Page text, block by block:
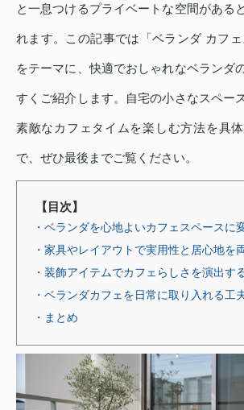
と一息つけるプライベートな空間がある
れます。この記事では「ベランダ カフェ
をテーマに、快適でおしゃれなベランダ
すくご紹介します。自宅の小さなスペー
素敵なカフェタイムを楽しむ方法を具
で、ぜひ最後までご覧ください。
【目次】
・ベランダを心地よいカフェスペースに
・家具やレイアウトで実用性と居心地を
・装飾アイテムでカフェらしさを演出す
・ベランダカフェを日常に取り入れる工
・まとめ